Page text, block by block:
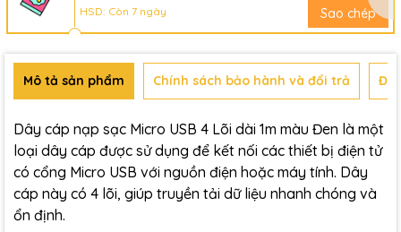
HSD: Còn 7 ngày
Sao chép
Mô tả sản phẩm Chính sách bảo hành và đổi trả
Dây cáp nạp sạc Micro USB 4 Lõi dài 1m màu Đen là một
loại dây cáp được sử dụng để kết nối các thiết bị điện tử
có cổng Micro USB với nguồn điện hoặc máy tính. Dây
cáp này có 4 lõi, giúp truyền tải dữ liệu nhanh chóng và
ổn định.